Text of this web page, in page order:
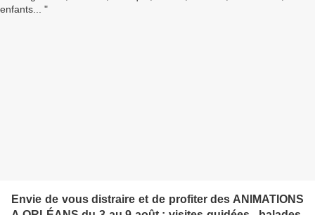
Envie de vous distraire et de profiter des ANIMATIONS